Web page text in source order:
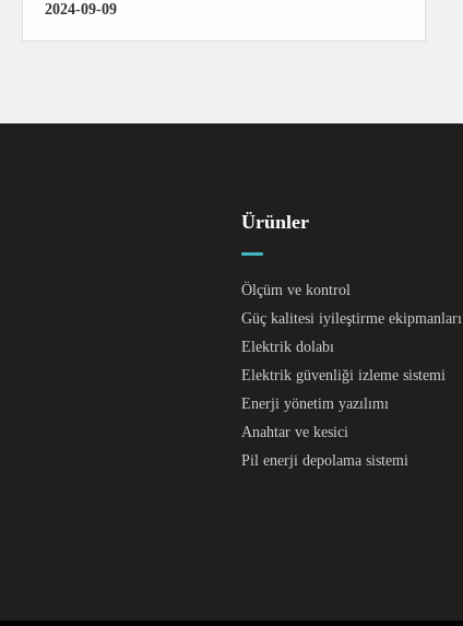
2024-09-09
Ürünler
Ölçüm ve kontrol
Güç kalitesi iyileştirme ekipmanları
Elektrik dolabı
Elektrik güvenliği izleme sistemi
Enerji yönetim yazılımı
Anahtar ve kesici
Pil enerji depolama sistemi